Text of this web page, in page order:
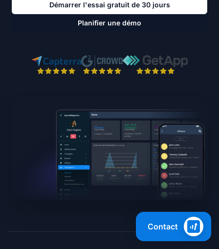
Démarrer l'essai gratuit de 30 jours
Planifier une démo
Contact